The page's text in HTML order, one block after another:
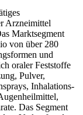
Arzneimittel
Marktsegment
von über 280
und
oraler Feststoffe
Pulver,
Inhalations-
Das Segment